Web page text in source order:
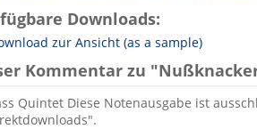
Downloads:
zur Ansicht (as a sample)
Kommentar zu
Quintet Diese Notenausgabe ist